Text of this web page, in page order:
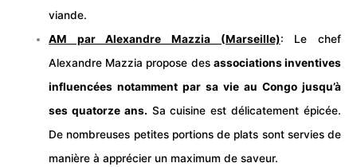
viande.
AM par Alexandre Mazzia (Marseille): Le chef
Alexandre Mazzia propose des associations inventives
influencées notamment par sa vie au Congo jusqu’à
ses quatorze ans. Sa cuisine est délicatement épicée.
De nombreuses petites portions de plats sont servies de
manière à apprécier un maximum de saveur.